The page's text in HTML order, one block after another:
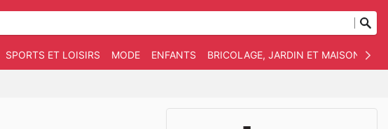
SPORTS ET LOISIRS MODE ENFANTS BRICOLAGE, JARDIN ET MAISON